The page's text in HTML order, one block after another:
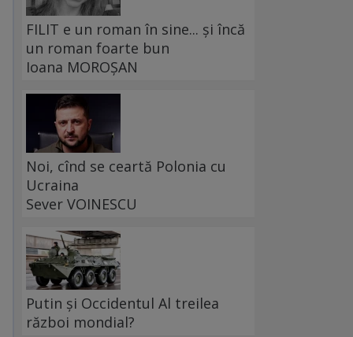
FILIT e un roman în sine... și încă
un roman foarte bun
Ioana MOROȘAN
Noi, cînd se ceartă Polonia cu
Ucraina
Sever VOINESCU
Putin și Occidentul Al treilea
război mondial?